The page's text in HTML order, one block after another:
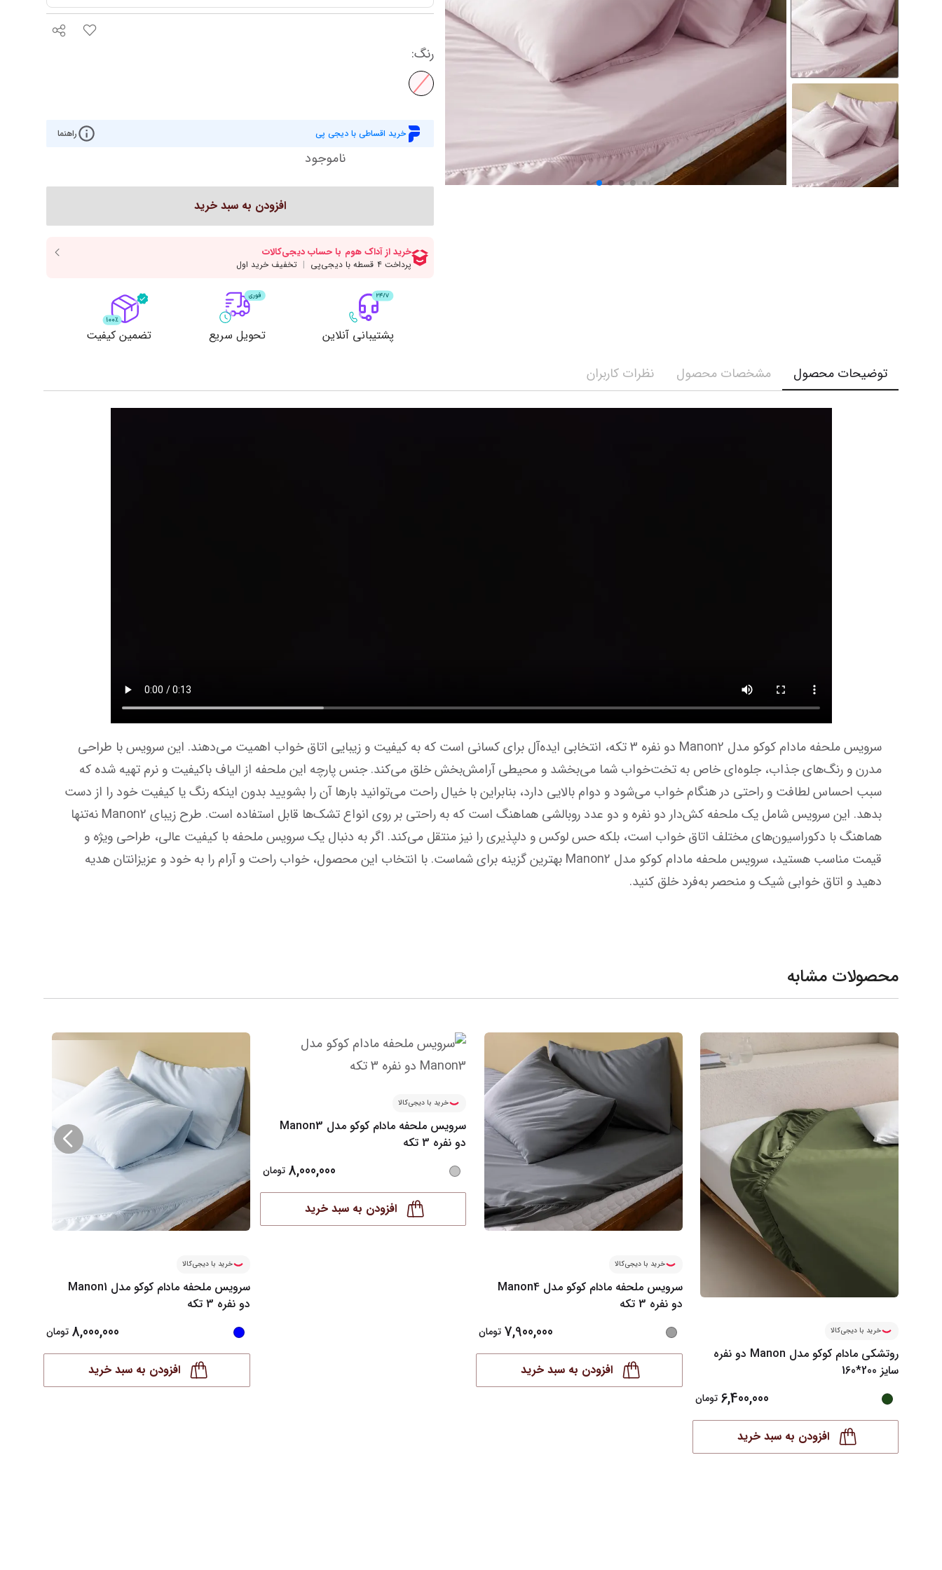
نمایش همه محصولات
آباژور
رومیزی و شال مبل
نمایش همه محصولات
پیشبند و حوله آشپزخانه
سرویس غذاخوری
کاور لحاف زیپ دار
رنگ:
خرید اقساطی با دیجی پی راهنما
ناموجود
افزودن به سبد خرید
پشتیبانی آنلاین تحویل سریع تضمین کیفیت
توضیحات محصول مشخصات محصول نظرات کاربران
دهید و اتاق خوابی شیک و منحصر به‌فرد خلق کنید.
محصولات مشابه
خرید با دیجی‌کالا
روتشکی مادام کوکو مدل Manon دو نفره
سایز 200*160
6,400,000 تومان
افزودن به سبد خرید
خرید با دیجی‌کالا
سرویس ملحفه مادام کوکو مدل Manon4
دو نفره 3 تکه
7,900,000 تومان
افزودن به سبد خرید
خرید با دیجی‌کالا
سرویس ملحفه مادام کوکو مدل Manon3
دو نفره 3 تکه
8,000,000 تومان
افزودن به سبد خرید
خرید با دیجی‌کالا
سرویس ملحفه مادام کوکو مدل Manon1
دو نفره 3 تکه
8,000,000 تومان
افزودن به سبد خرید